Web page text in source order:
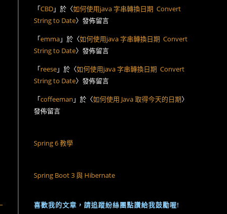
「CBD」於〈如何使用java 字串轉換日期 Convert
String to Date〉發佈留言
「emma」於〈如何使用java 字串轉換日期 Convert
String to Date〉發佈留言
「reese」於〈如何使用java 字串轉換日期 Convert
String to Date〉發佈留言
「coffeeman 」於〈如何使用 Java 取得今天的日期〉
發佈留言
Spring 6 教學
Spring Boot 3 與 Hibernate
喜歡我的文章，請追蹤紛絲團點讚給我鼓勵喔!